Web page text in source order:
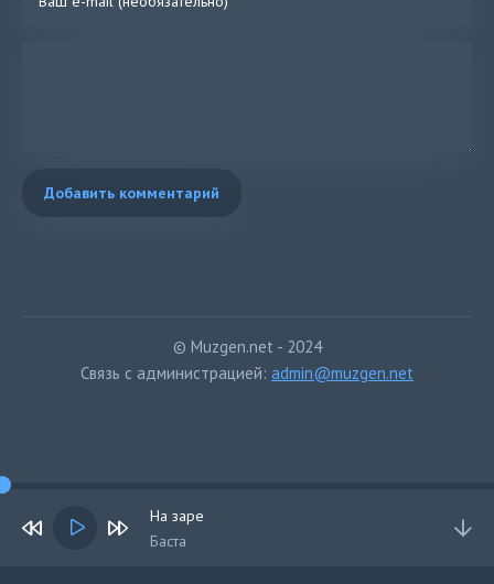
Добавить комментарий
© Muzgen.net - 2024
Связь с администрацией: admin@muzgen.net
На заре
Баста